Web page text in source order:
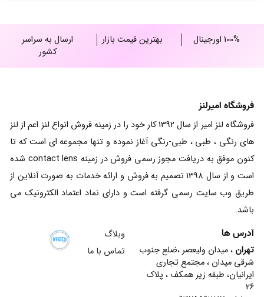
100% اورجینال بهترین قیمت بازار
ارسال به سراسر
کشور
فروشگاه امیرلنز
فروشگاه لنز امیر از سال 1392 کار خود را در زمینه فروش انواع لنز اعم از لنز
های رنگی ، طبی ، طبی-رنگی آغاز نموده و تنها مجموعه ای است که تا
کنون موفق به دریافت مجوز رسمی فروش در زمینه contact lens شده
است و از سال 1398 تصمیم به فروش و ارائه خدمات به صورت آنلاین از
طریق وب سایت رسمی گرفته است و دارای نماد اعتماد الکترونیک می
باشد.
آدرس ها
تهران ، میدان ولیعصر ،ضلع جنوب
شرقی میدان ، مجتمع تجاری
ایرانیان، طبقه زیر همکف ، پلاک
26
وبلاگ
تماس با ما